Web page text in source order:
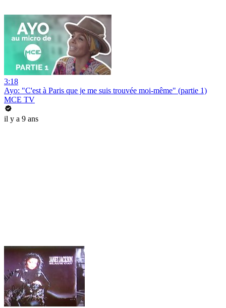
3:18
Ayo: "C'est à Paris que je me suis trouvée moi-même" (partie 1)
MCE TV
il y a 9 ans